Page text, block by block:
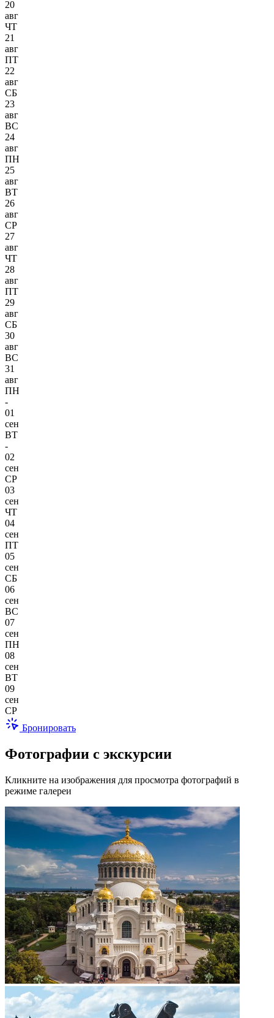
20
авг
ЧТ
21
авг
ПТ
22
авг
СБ
23
авг
ВС
24
авг
ПН
25
авг
ВТ
26
авг
СР
27
авг
ЧТ
28
авг
ПТ
29
авг
СБ
30
авг
ВС
31
авг
ПН
-
01
сен
ВТ
-
02
сен
СР
03
сен
ЧТ
04
сен
ПТ
05
сен
СБ
06
сен
ВС
07
сен
ПН
08
сен
ВТ
09
сен
СР
Бронировать
Фотографии с экскурсии
Кликните на изображения для просмотра фотографий в
режиме галереи